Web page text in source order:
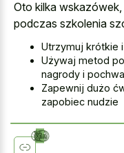
Oto kilka
podczas szkolenia
Utrzymuj krótkie
Używaj metod
nagrody i
Zapewnij dużo
zapobiec nudzie